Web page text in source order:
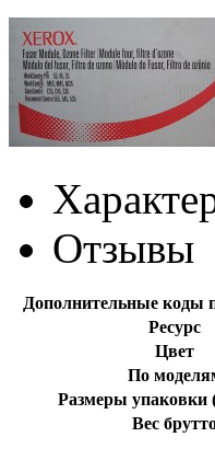
Отзывы
Дополнительные коды
Ресурс
Цвет
По
Размеры упаковки
Вес